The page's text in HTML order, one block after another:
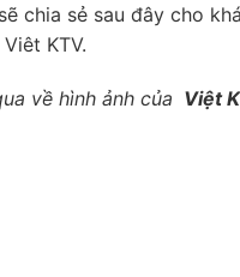
chia sẻ sau đây cho
KTV.
về hình ảnh của Việt